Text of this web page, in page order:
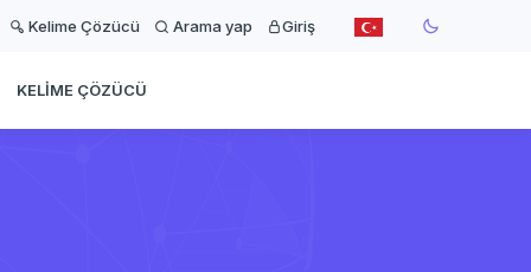
Kelime Çözücü Arama yap Giriş
KELIME ÇÖZÜCÜ